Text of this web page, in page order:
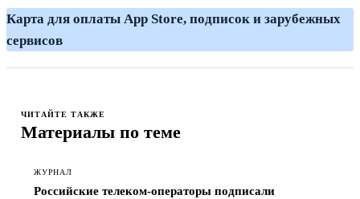
Карта для оплаты App Store, подписок и зарубежных
сервисов
ЧИТАЙТЕ ТАКЖЕ
Материалы по теме
ЖУРНАЛ
Российские телеком-операторы подписали